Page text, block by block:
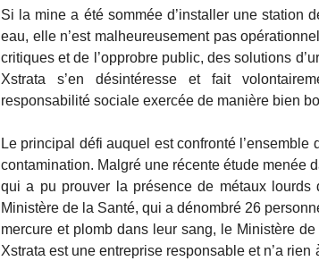
Si la mine a été sommée d’installer une station
eau, elle n’est malheureusement pas
critiques et de l’opprobre public, des solutions
Xstrata s’en désintéresse et fait
responsabilité sociale exercée de manière bien
Le principal défi auquel est confronté
contamination. Malgré une récente étude menée
qui a pu prouver la présence de métaux lourds
Ministère de la Santé, qui a dénombré 26
mercure et plomb dans leur sang, le Ministère
Xstrata est une entreprise responsable et n’a